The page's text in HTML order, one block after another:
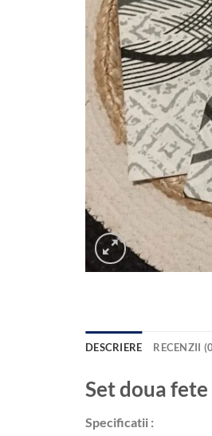
DESCRIERE RECENZII
Set doua
Specificatii :